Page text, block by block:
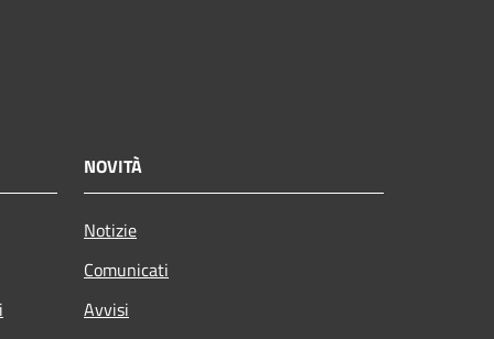
NOVITÀ
Notizie
Comunicati
Avvisi